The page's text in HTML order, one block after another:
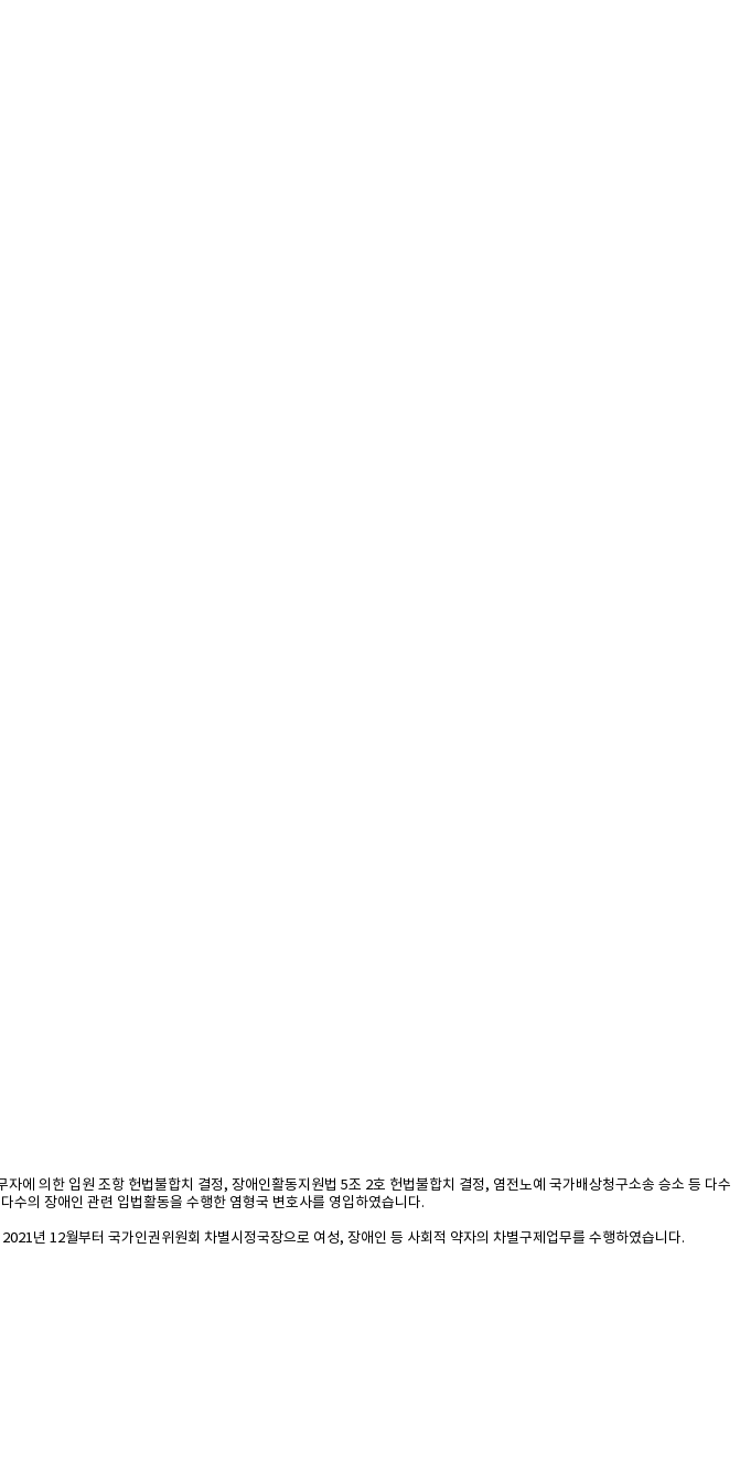
에 의한 입원 조항 헌법불합치 결정, 장애인활동지원법 5조 2호 헌법불합치 결정, 염전노예 국가배상청구소송 승소 등 다수
의 장애인 관련 입법활동을 수행한 염형국 변호사를 영입하였습니다.
년 12월부터 국가인권위원회 차별시정국장으로 여성, 장애인 등 사회적 약자의 차별구제업무를 수행하였습니다.